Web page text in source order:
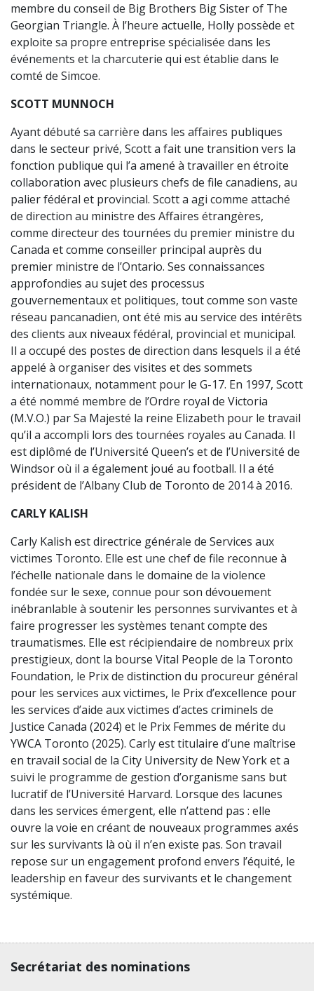
membre du conseil de Big Brothers Big Sister of The
Georgian Triangle. À l’heure actuelle, Holly possède et
exploite sa propre entreprise spécialisée dans les
événements et la charcuterie qui est établie dans le
comté de Simcoe.
SCOTT MUNNOCH
Ayant débuté sa carrière dans les affaires publiques
dans le secteur privé, Scott a fait une transition vers la
fonction publique qui l’a amené à travailler en étroite
collaboration avec plusieurs chefs de file canadiens, au
palier fédéral et provincial. Scott a agi comme attaché
de direction au ministre des Affaires étrangères,
comme directeur des tournées du premier ministre du
Canada et comme conseiller principal auprès du
premier ministre de l’Ontario. Ses connaissances
approfondies au sujet des processus
gouvernementaux et politiques, tout comme son vaste
réseau pancanadien, ont été mis au service des intérêts
des clients aux niveaux fédéral, provincial et municipal.
Il a occupé des postes de direction dans lesquels il a été
appelé à organiser des visites et des sommets
internationaux, notamment pour le G-17. En 1997, Scott
a été nommé membre de l’Ordre royal de Victoria
(M.V.O.) par Sa Majesté la reine Elizabeth pour le travail
qu’il a accompli lors des tournées royales au Canada. Il
est diplômé de l’Université Queen’s et de l’Université de
Windsor où il a également joué au football. Il a été
président de l’Albany Club de Toronto de 2014 à 2016.
CARLY KALISH
Carly Kalish est directrice générale de Services aux
victimes Toronto. Elle est une chef de file reconnue à
l’échelle nationale dans le domaine de la violence
fondée sur le sexe, connue pour son dévouement
inébranlable à soutenir les personnes survivantes et à
faire progresser les systèmes tenant compte des
traumatismes. Elle est récipiendaire de nombreux prix
prestigieux, dont la bourse Vital People de la Toronto
Foundation, le Prix de distinction du procureur général
pour les services aux victimes, le Prix d’excellence pour
les services d’aide aux victimes d’actes criminels de
Justice Canada (2024) et le Prix Femmes de mérite du
YWCA Toronto (2025). Carly est titulaire d’une maîtrise
en travail social de la City University de New York et a
suivi le programme de gestion d’organisme sans but
lucratif de l’Université Harvard. Lorsque des lacunes
dans les services émergent, elle n’attend pas : elle
ouvre la voie en créant de nouveaux programmes axés
sur les survivants là où il n’en existe pas. Son travail
repose sur un engagement profond envers l’équité, le
leadership en faveur des survivants et le changement
systémique.
Contact, terms, legal information
Secrétariat des nominations